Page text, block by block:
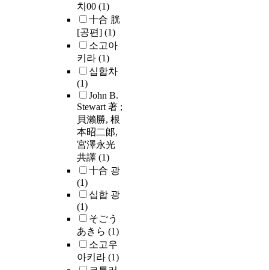
치00 (1)
十合 胱
[공편] (1)
소고아
키라 (1)
십합차
(1)
John B.
Stewart 著 ;
貝瀨勝, 根
本昭二郞,
宮澤永光
共譯 (1)
十合 광
(1)
십합 광
(1)
そごう
あきら (1)
소고우
아키라 (1)